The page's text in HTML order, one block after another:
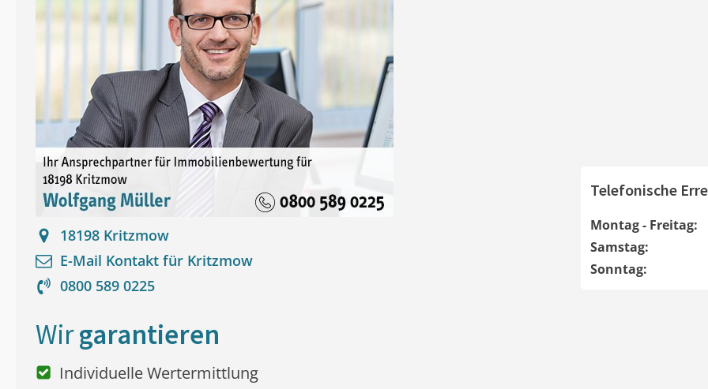
18198 Kritzmow
E-Mail Kontakt für Kritzmow
0800 589 0225
Telefonische
Montag - Freitag:
Samstag:
Sonntag:
Wirgarantieren
Individuelle Wertermittlung